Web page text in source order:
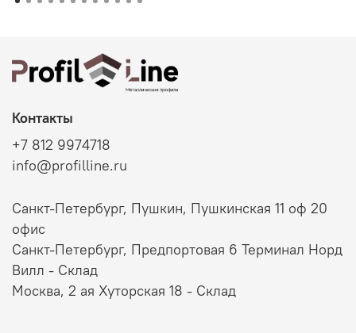
Контакты
+7 812 9974718
info@profilline.ru
Санкт-Петербург, Пушкин, Пушкинская 11 оф 20
офис
Санкт-Петербург, Предпортовая 6 Терминал Норд
Вилл - Склад
Москва, 2 ая Хуторская 18 - Склад